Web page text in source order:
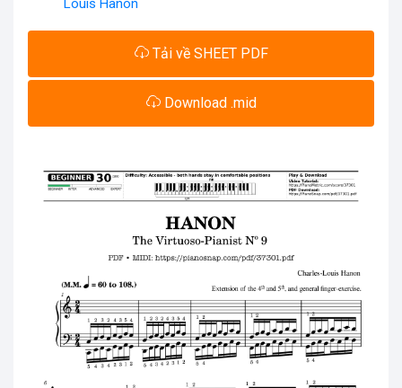
Louis Hanon
Tải về SHEET PDF
Download .mid